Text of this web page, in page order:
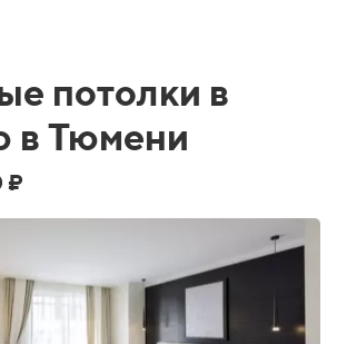
потолки в
в Тюмени
₽